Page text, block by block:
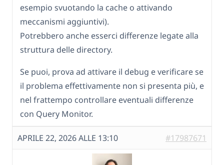
esempio svuotando la cache o attivando
meccanismi aggiuntivi).
Potrebbero anche esserci differenze legate alla
struttura delle directory.
Se puoi, prova ad attivare il debug e verificare se
il problema effettivamente non si presenta più, e
nel frattempo controllare eventuali differenze
con Query Monitor.
APRILE 22, 2026 ALLE 13:10 #17987671